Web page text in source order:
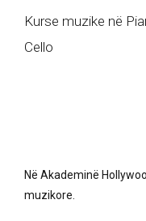
Kurse muzike në
Cello
Në Akademinë
muzikore.